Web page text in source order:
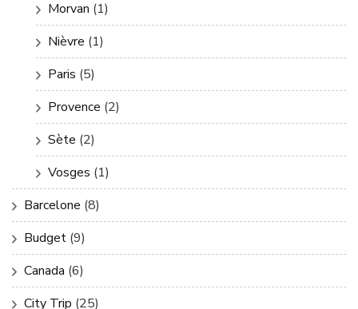
Morvan (1)
Nièvre (1)
Paris (5)
Provence (2)
Sète (2)
Vosges (1)
Barcelone (8)
Budget (9)
Canada (6)
City Trip (25)